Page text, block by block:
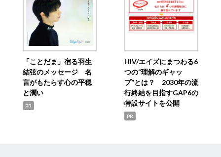
「ことだま」宿る羽生
結弦のメッセージ 名
言がもたらす心の平穏
と潤い
PR
HIV/エイズにまつわる6
つの“理解のギャッ
プ”とは？ 2030年の流
行終結を目指すGAP6の
特設サイトを公開
PR